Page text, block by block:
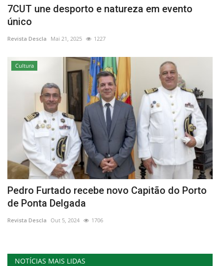
7CUT une desporto e natureza em evento
único
Revista Descla Mai 21, 2025 1227
Cultura
Pedro Furtado recebe novo Capitão do Porto
de Ponta Delgada
Revista Descla Out 5, 2024 1706
NOTÍCIAS MAIS LIDAS